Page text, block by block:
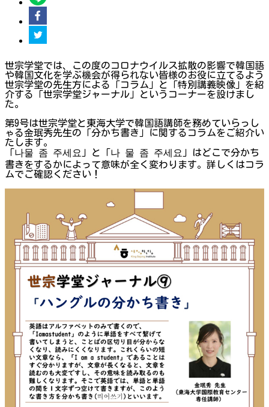
世宗学堂では、この度のコロナウイルス拡散の影響で韓国語
や韓国文化を学ぶ機会が得られない皆様のお役に立てるよう
世宗学堂の先生方による「コラム」と「特別講義映像」を紹
介する「世宗学堂ジャーナル」というコーナーを設けまし
た。
第9号は世宗学堂と東海大学で韓国語講師を務めていらっし
ゃる金珉秀先生の「分かち書き」に関するコラムをご紹介い
たします。
「나물 좀 주세요」と「나 물 좀 주세요」はどこで分かち
書きをするかによって意味が全く変わります。詳しくはコラ
ムでご確認ください！